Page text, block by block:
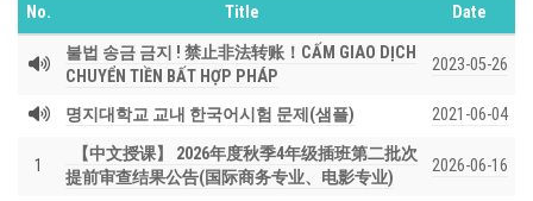
No. Title
Date
불법 송금 금지 ! 禁止非法转账！CẤM GIAO DỊCH
CHUYỂN TIỀN BẤT HỢP PHÁP
2023-05-26
명지대학교 교내 한국어시험 문제(샘플) 2021-06-04
1
【中文授课】 2026年度秋季4年级插班第二批次
提前审查结果公告(国际商务专业、电影专业)
2026-06-16